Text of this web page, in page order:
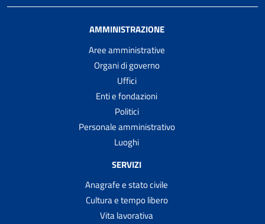
AMMINISTRAZIONE
Aree amministrative
Organi di governo
Uffici
Enti e fondazioni
Politici
Personale amministrativo
Luoghi
SERVIZI
Anagrafe e stato civile
Cultura e tempo libero
Vita lavorativa